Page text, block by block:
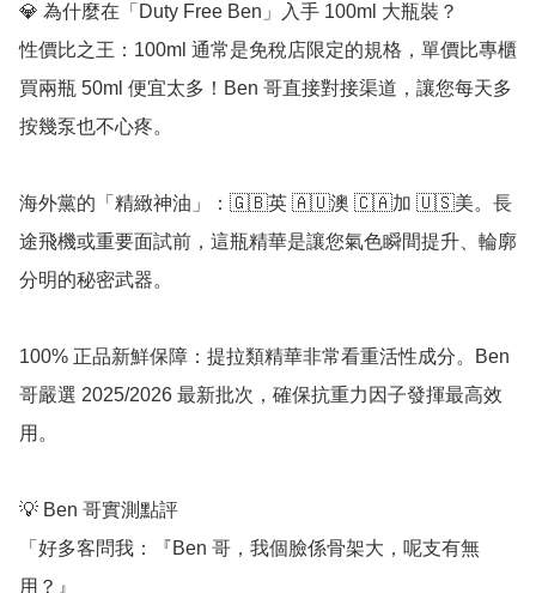
💎 為什麼在「Duty Free Ben」入手 100ml 大瓶裝？
性價比之王：100ml 通常是免稅店限定的規格，單價比專櫃
買兩瓶 50ml 便宜太多！Ben 哥直接對接渠道，讓您每天多
按幾泵也不心疼。
海外黨的「精緻神油」：🇬🇧英 🇦🇺澳 🇨🇦加 🇺🇸美。長
途飛機或重要面試前，這瓶精華是讓您氣色瞬間提升、輪廓
分明的秘密武器。
100% 正品新鮮保障：提拉類精華非常看重活性成分。Ben
哥嚴選 2025/2026 最新批次，確保抗重力因子發揮最高效
用。
💡 Ben 哥實測點評
「好多客問我：『Ben 哥，我個臉係骨架大，呢支有無
用？』